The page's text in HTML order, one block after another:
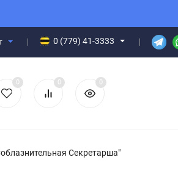
0 (779) 41-3333
0 0 0
Секретарша"